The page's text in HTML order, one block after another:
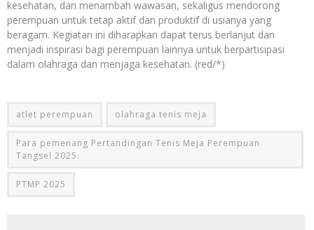
kesehatan, dan menambah wawasan, sekaligus mendorong
perempuan untuk tetap aktif dan produktif di usianya yang
beragam. Kegiatan ini diharapkan dapat terus berlanjut dan
menjadi inspirasi bagi perempuan lainnya untuk berpartisipasi
dalam olahraga dan menjaga kesehatan. (red/*)
atlet perempuan olahraga tenis meja
Para pemenang Pertandingan Tenis Meja Perempuan
Tangsel 2025.
PTMP 2025